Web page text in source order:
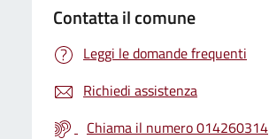
Contatta il comune
Leggi le domande frequenti
Richiedi assistenza
Chiama il numero 014260314